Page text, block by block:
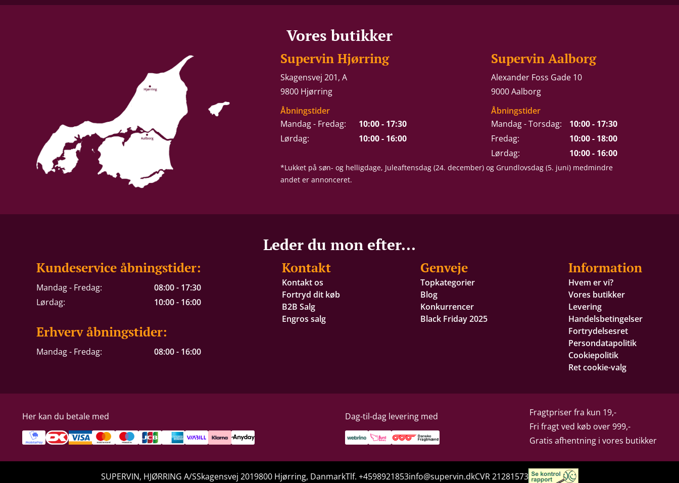
Vores butikker
Supervin Hjørring
Skagensvej 201, A
9800 Hjørring
Åbningstider
Mandag - Fredag:
10:00 - 17:30
Lørdag:
10:00 - 16:00
Supervin Aalborg
Alexander Foss Gade 10
9000 Aalborg
Åbningstider
Mandag - Torsdag:
10:00 - 17:30
Fredag:
10:00 - 18:00
Lørdag:
10:00 - 16:00
*Lukket på søn- og helligdage, Juleaftensdag (24. december) og Grundlovsdag (5. juni) medmindre
andet er annonceret.
Leder du mon efter...
Kundeservice åbningstider:
Mandag - Fredag:
08:00 - 17:30
Lørdag:
10:00 - 16:00
Erhverv åbningstider:
Mandag - Fredag: 08:00 - 16:00
Kontakt
Kontakt os
Fortryd dit køb
B2B Salg
Engros salg
Genveje
Topkategorier
Blog
Konkurrencer
Black Friday 2025
Information
Hvem er vi?
Vores butikker
Levering
Handelsbetingelser
Fortrydelsesret
Persondatapolitik
Cookiepolitik
Ret cookie-valg
Her kan du betale med Dag-til-dag levering med
Fragtpriser fra kun 19,-
Fri fragt ved køb over 999,-
Gratis afhentning i vores butikker
SUPERVIN, HJØRRING A/SSkagensvej 2019800 Hjørring, DanmarkTlf. +4598921853info@supervin.dkCVR 21281573